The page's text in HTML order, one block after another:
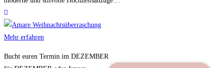
Mehr erfahren
Bucht euren Termin im DEZEMBER